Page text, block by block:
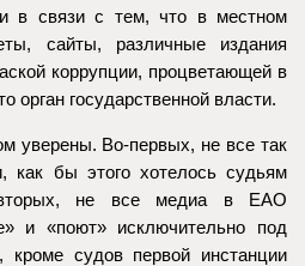
в связи с тем, что в местном
сайты, различные издания
коррупции, процветающей в
орган государственной власти.
уверены. Во-первых, не все так
как бы этого хотелось судьям
вторых, не все медиа в ЕАО
и «поют» исключительно под
кроме судов первой инстанции